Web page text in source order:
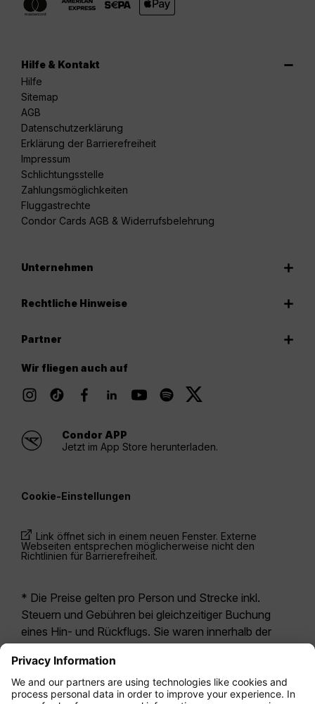
Hilfe & Kontakt
Hilfe
Sitemap
AGB
Datenschutzerklärung
Erklärung der Barrierefreiheit
Impressum
Schlichtungsstelle
Zahlungsmöglichkeiten
Fluggastrechte
Condor Cards AGB & Widerrufsbelehrung
Unternehmen
Rechtliche Hinweise
Partner
Wir fliegen auch auf
Condor APP
Jetzt im App Store herunterladen.
Cookie-Einstellungen
Link öffnet sich in einem neuen Fenster. Externe
Webseiten entsprechen möglicherweise nicht den
Richtlinien für Barrierefreiheit.
* Die Preise gelten pro Person und Strecke inkl.
Steuern und Gebühren bei gleichzeitiger Buchung
eines Hin- und Rückflugs. Sie waren innerhalb der
möglicherweise nicht mehr aktuell. Bei den für die
Economy Class angegebenen Tarifen handelt es
sich i.d.R. um Economy Zero, unsere restriktivste